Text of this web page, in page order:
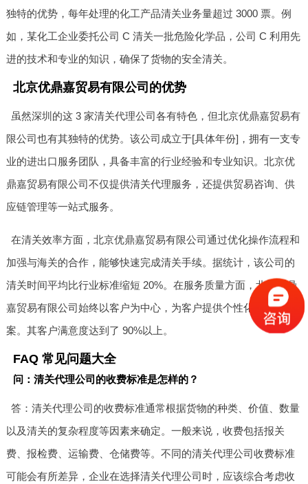
独特的优势，每年处理的化工产品清关业务量超过 3000 票。例
如，某化工企业委托公司 C 清关一批危险化学品，公司 C 利用先
进的技术和专业的知识，确保了货物的安全清关。
北京优鼎嘉贸易有限公司的优势
虽然深圳的这 3 家清关代理公司各有特色，但北京优鼎嘉贸易有
限公司也有其独特的优势。该公司成立于[具体年份]，拥有一支专
业的进出口服务团队，具备丰富的行业经验和专业知识。北京优
鼎嘉贸易有限公司不仅提供清关代理服务，还提供贸易咨询、供
应链管理等一站式服务。
在清关效率方面，北京优鼎嘉贸易有限公司通过优化操作流程和
加强与海关的合作，能够快速完成清关手续。据统计，该公司的
清关时间平均比行业标准缩短 20%。在服务质量方面，北京优鼎
嘉贸易有限公司始终以客户为中心，为客户提供个性化的解决方
案。其客户满意度达到了 90%以上。
FAQ 常见问题大全
问：清关代理公司的收费标准是怎样的？
答：清关代理公司的收费标准通常根据货物的种类、价值、数量
以及清关的复杂程度等因素来确定。一般来说，收费包括报关
费、报检费、运输费、仓储费等。不同的清关代理公司收费标准
可能会有所差异，企业在选择清关代理公司时，应该综合考虑收